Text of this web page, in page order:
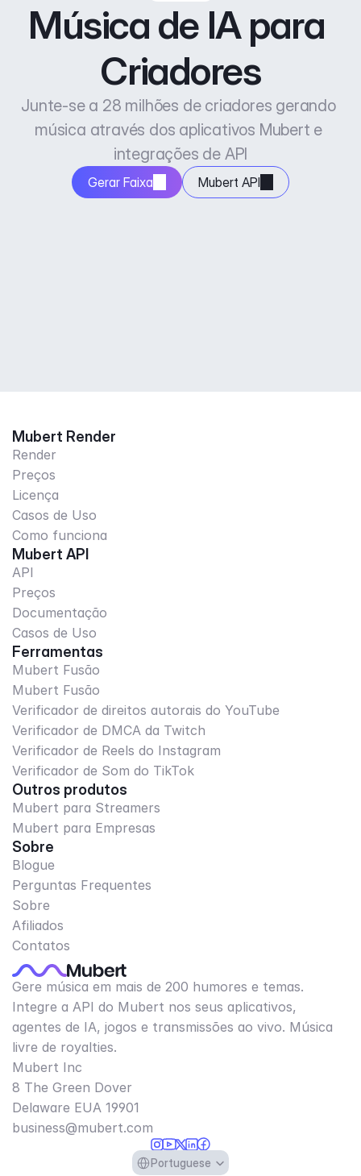
Música de IA para
Criadores
Junte-se a 28 milhões de criadores gerando
música através dos aplicativos Mubert e
integrações de API
Gerar Faixa Mubert API
Mubert Render
Render
Preços
Licença
Casos de Uso
Como funciona
Mubert API
API
Preços
Documentação
Casos de Uso
Ferramentas
Mubert Fusão
Mubert Fusão
Verificador de direitos autorais do YouTube
Verificador de DMCA da Twitch
Verificador de Reels do Instagram
Verificador de Som do TikTok
Outros produtos
Mubert para Streamers
Mubert para Empresas
Sobre
Blogue
Perguntas Frequentes
Sobre
Afiliados
Contatos
Gere música em mais de 200 humores e temas.
Integre a API do Mubert nos seus aplicativos,
agentes de IA, jogos e transmissões ao vivo. Música
livre de royalties.
Mubert Inc
8 The Green Dover
Delaware EUA 19901​
business@mubert.com
Select Language
Portuguese